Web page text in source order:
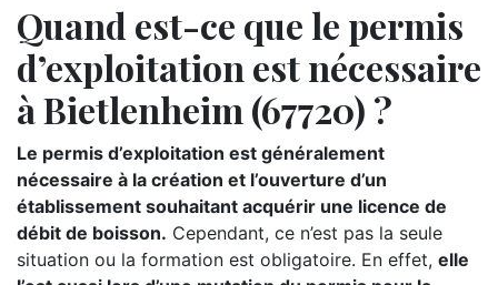
Quand est-ce que le permis
d’exploitation est nécessaire
à Bietlenheim (67720) ?
Le permis d’exploitation est généralement
nécessaire à la création et l’ouverture d’un
établissement souhaitant acquérir une licence de
débit de boisson. Cependant, ce n’est pas la seule
situation ou la formation est obligatoire. En effet, elle